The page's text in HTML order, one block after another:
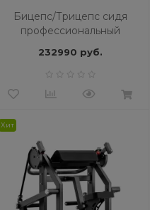
Бицепс/Трицепс сидя
профессиональный
232990 руб.
Хит